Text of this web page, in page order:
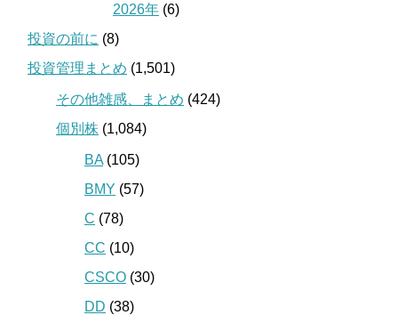
2026年 (6)
投資の前に (8)
投資管理まとめ (1,501)
その他雑感、まとめ (424)
個別株 (1,084)
BA (105)
BMY (57)
C (78)
CC (10)
CSCO (30)
DD (38)